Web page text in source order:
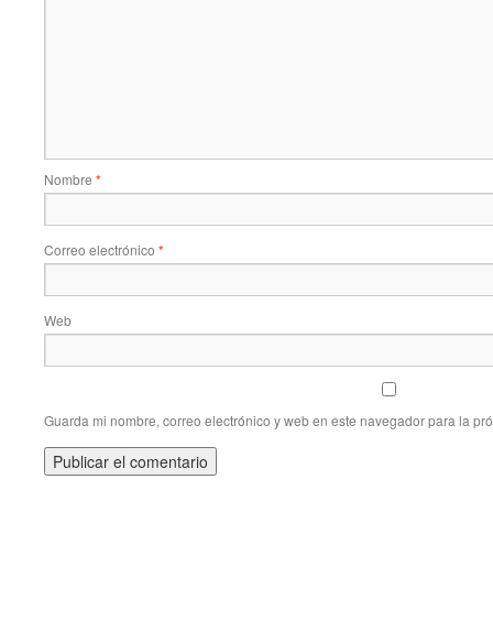
Nombre *
Correo electrónico *
Web
Guarda mi nombre, correo electrónico y web en este navegador para la